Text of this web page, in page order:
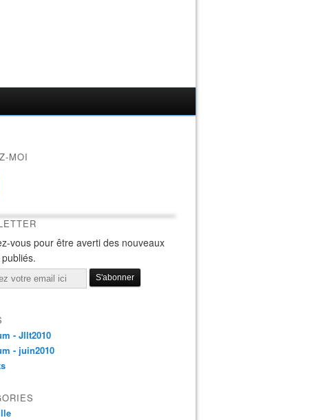
MOI
vous pour être averti des nouveaux
- Jllt2010
- juin2010